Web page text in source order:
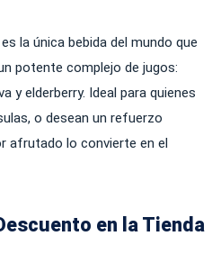
es la única bebida del mundo que
potente complejo de jugos:
y elderberry. Ideal para quienes
o desean un refuerzo
afrutado lo convierte en el
en la Tienda